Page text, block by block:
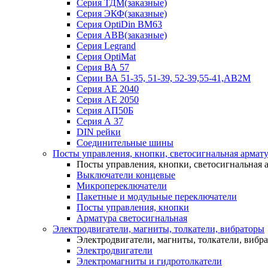
Серия ТДМ(заказные)
Серия ЭКФ(заказные)
Серия OptiDin BM63
Серия АВВ(заказные)
Серия Legrand
Серия OptiMat
Серия ВА 57
Серии ВА 51-35, 51-39, 52-39,55-41,АВ2М
Серия АЕ 2040
Серия АЕ 2050
Серия АП50Б
Серия А 37
DIN рейки
Соединительные шины
Посты управления, кнопки, светосигнальная
Посты управления, кнопки, светосигнальная
Выключатели концевые
Микропереключатели
Пакетные и модульные переключатели
Посты управления, кнопки
Арматура светосигнальная
Электродвигатели, магниты, толкатели, вибраторы
Электродвигатели, магниты, толкатели,
Электродвигатели
Электромагниты и гидротолкатели